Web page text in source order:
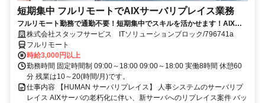
短期集中 フルリモートでAIXサーバリプレイス業務
フルリモート勤務で通勤不要！短期集中でスキルを活かせます！AIXの
経験を積むチャンス！
株式会社スタッフサービス ITソリューションブロック/796741a
フルリモート
時給3,000円以上
勤務時間 固定時間制 09:00～18:00 09:00～18:00 実働8時間 休憩60
分 残業は10～20(時間/月)です。
仕事内容 【HUMAN サーバリプレイス】 人事システムのサーバリプ
レイス AIXサーバの老朽化に伴い、新サーバへのリプレイス案件 バッ